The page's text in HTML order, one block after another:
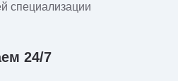
специализации
24/7